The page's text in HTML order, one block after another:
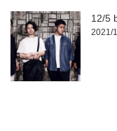
12/5
2021/